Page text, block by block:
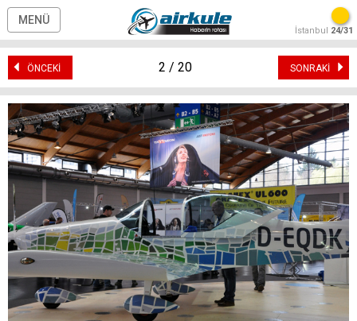
MENÜ
İstanbul 24/31
ÖNCEKİ SONRAKİ
2 / 20